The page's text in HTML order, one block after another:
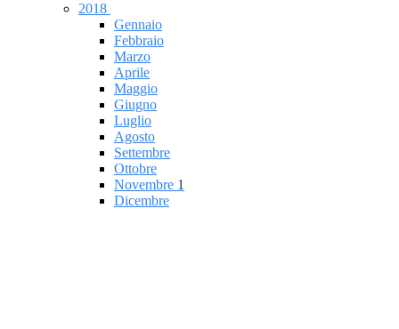
2018
Gennaio
Febbraio
Marzo
Aprile
Maggio
Giugno
Luglio
Agosto
Settembre
Ottobre
Novembre 1
Dicembre